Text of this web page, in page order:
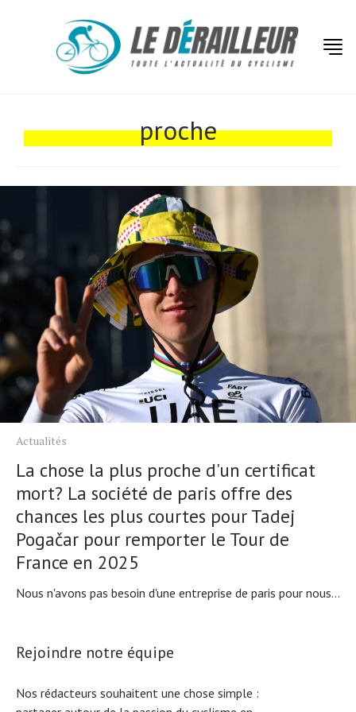
proche
Actualités
La chose la plus proche d'un certificat
mort? La société de paris offre des
chances les plus courtes pour Tadej
Pogačar pour remporter le Tour de
France en 2025
Nous n'avons pas besoin d'une entreprise de paris pour nous...
Rejoindre notre équipe
Nos rédacteurs souhaitent une chose simple :
Tests de produits
Conseils
Tous nos articles
À propos